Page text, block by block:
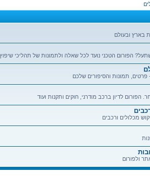
בארץ ובעולם
הפורום הטכני נועד לכל שאלה ולתמונות של תהליכי שיפוץ
פרטים, תמונות והסיפורים שלכם
לדיון ברכב מודרני, חוקים ותקנות ועוד
מכלולים ורכבים
ולפורום